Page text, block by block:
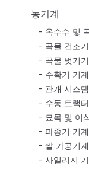
농기계
옥수수 및
곡물 건조기
곡물 벗기
수확기 기계
관개 시스템
수동 트랙터
묘목 및 이
파종기 기계
쌀 가공기계
사일리지